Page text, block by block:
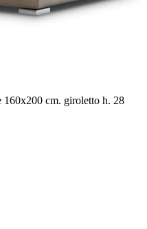
160x200 cm. giroletto h. 28